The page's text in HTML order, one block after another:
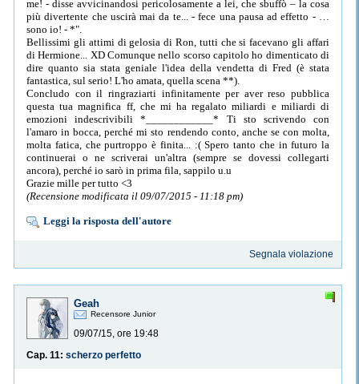
me! - disse avvicinandosi pericolosamente a lei, che sbuffò – la cosa
più divertente che uscirà mai da te... - fece una pausa ad effetto - …
sono io! - *".
Bellissimi gli attimi di gelosia di Ron, tutti che si facevano gli affari
di Hermione... XD Comunque nello scorso capitolo ho dimenticato di
dire quanto sia stata geniale l'idea della vendetta di Fred (è stata
fantastica, sul serio! L'ho amata, quella scena **).
Concludo con il ringraziarti infinitamente per aver reso pubblica
questa tua magnifica ff, che mi ha regalato miliardi e miliardi di
emozioni indescrivibili *____________* Ti sto scrivendo con
l'amaro in bocca, perché mi sto rendendo conto, anche se con molta,
molta fatica, che purtroppo è finita... :( Spero tanto che in futuro la
continuerai o ne scriverai un'altra (sempre se dovessi collegarti
ancora), perché io sarò in prima fila, sappilo u.u
Grazie mille per tutto <3
(Recensione modificata il 09/07/2015 - 11:18 pm)
Leggi la risposta dell'autore
Segnala violazione
Geah
Recensore Junior
09/07/15, ore 19:48
Cap. 11: scherzo perfetto